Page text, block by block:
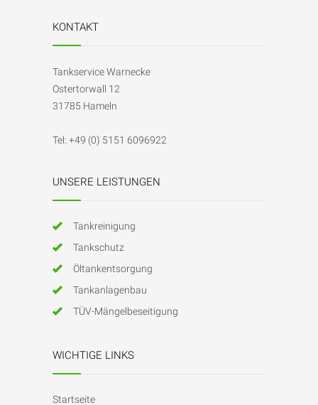
KONTAKT
Tankservice Warnecke
Ostertorwall 12
31785 Hameln
Tel: +49 (0) 5151 6096922
UNSERE LEISTUNGEN
Tankreinigung
Tankschutz
Öltankentsorgung
Tankanlagenbau
TÜV-Mängelbeseitigung
WICHTIGE LINKS
Startseite